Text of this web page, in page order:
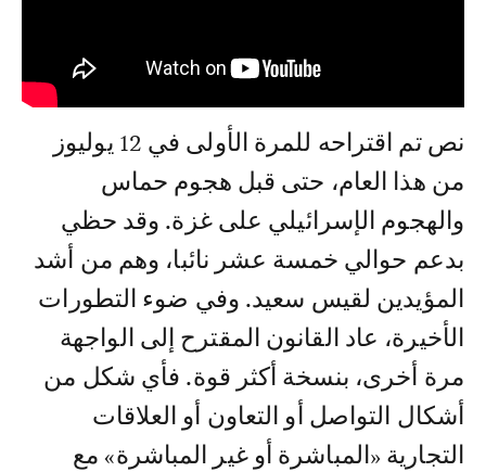
نص تم اقتراحه للمرة الأولى في 12 يوليوز
من هذا العام، حتى قبل هجوم حماس
والهجوم الإسرائيلي على غزة. وقد حظي
بدعم حوالي خمسة عشر نائبا، وهم من أشد
المؤيدين لقيس سعيد. وفي ضوء التطورات
الأخيرة، عاد القانون المقترح إلى الواجهة
مرة أخرى، بنسخة أكثر قوة. فأي شكل من
أشكال التواصل أو التعاون أو العلاقات
التجارية «المباشرة أو غير المباشرة» مع